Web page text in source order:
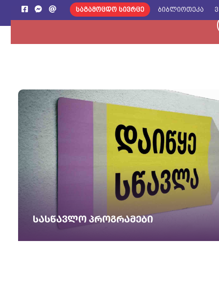
საგამოცდო სივრცე ბიბლიოთეკა
სასწავლო პროგრამები